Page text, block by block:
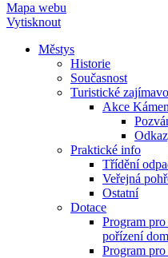
Mapa webu
Vytisknout
Městys
Historie
Současnost
Turistické
Akce Kámen
Praktické info
Třídění
Veřejná
Ostatní
Dotace
Program
pořízení
Program